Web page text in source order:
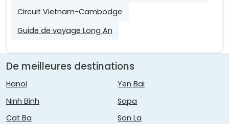
Circuit Vietnam-Cambodge
Guide de voyage Long An
De meilleures destinations
Hanoi
Yen Bai
Ninh Binh
Sapa
Cat Ba
Son La